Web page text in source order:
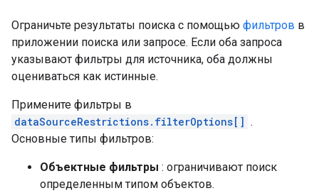
Ограничьте результаты поиска с помощью фильтров в
приложении поиска или запросе. Если оба запроса
указывают фильтры для источника, оба должны
оцениваться как истинные.
Примените фильтры в
dataSourceRestrictions.filterOptions[] .
Основные типы фильтров:
Объектные фильтры : ограничивают поиск
определенным типом объектов.